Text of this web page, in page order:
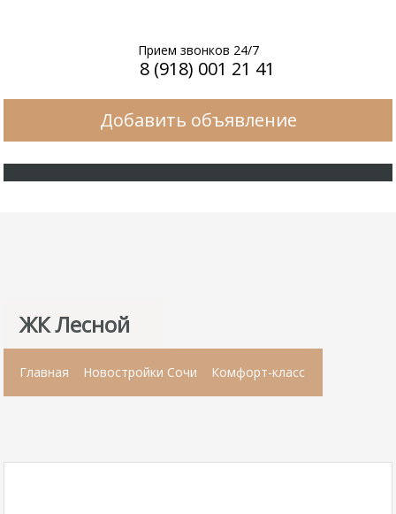
Прием звонков 24/7
8 (918) 001 21 41
Добавить объявление
ЖК Лесной
Главная Новостройки Сочи Комфорт-класс